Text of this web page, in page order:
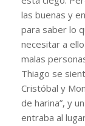
las buenas y
para saber lo
necesitar a
malas
Thiago se
Cristóbal y
de harina”, y
entraba al